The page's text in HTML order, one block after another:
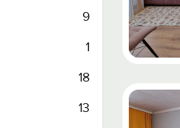
9
1
18
13